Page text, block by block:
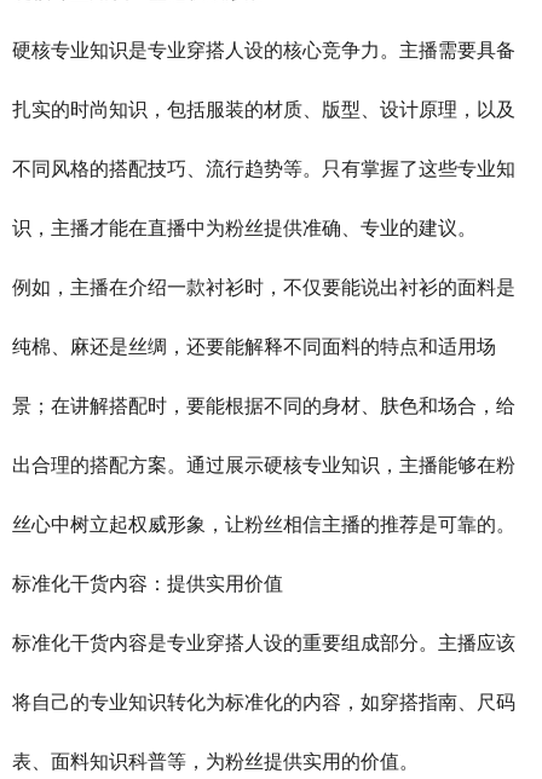
硬核专业知识是专业穿搭人设的核心竞争力。主播需要具备
扎实的时尚知识，包括服装的材质、版型、设计原理，以及
不同风格的搭配技巧、流行趋势等。只有掌握了这些专业知
识，主播才能在直播中为粉丝提供准确、专业的建议。
例如，主播在介绍一款衬衫时，不仅要能说出衬衫的面料是
纯棉、麻还是丝绸，还要能解释不同面料的特点和适用场
景；在讲解搭配时，要能根据不同的身材、肤色和场合，给
出合理的搭配方案。通过展示硬核专业知识，主播能够在粉
丝心中树立起权威形象，让粉丝相信主播的推荐是可靠的。
标准化干货内容：提供实用价值
标准化干货内容是专业穿搭人设的重要组成部分。主播应该
将自己的专业知识转化为标准化的内容，如穿搭指南、尺码
表、面料知识科普等，为粉丝提供实用的价值。